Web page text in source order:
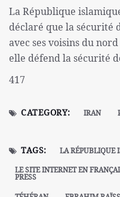
La République
déclaré que la sécurité
avec ses voisins du
elle défend la sécurité
417
CATEGORY: IRAN
TAGS:
LA RÉPUBLIQUE
LE SITE INTERNET EN
PRESS